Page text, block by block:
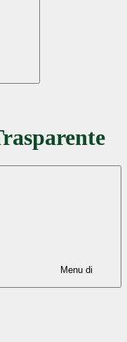
Menu di